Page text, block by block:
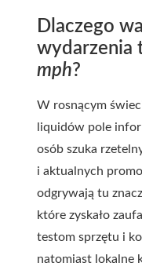
Dlaczego
wydarzenia
mph?
W rosnącym
liquidów pole
osób szuka
i aktualnych
odgrywają tu
które zyskało
testom sprzętu i
natomiast lokalne